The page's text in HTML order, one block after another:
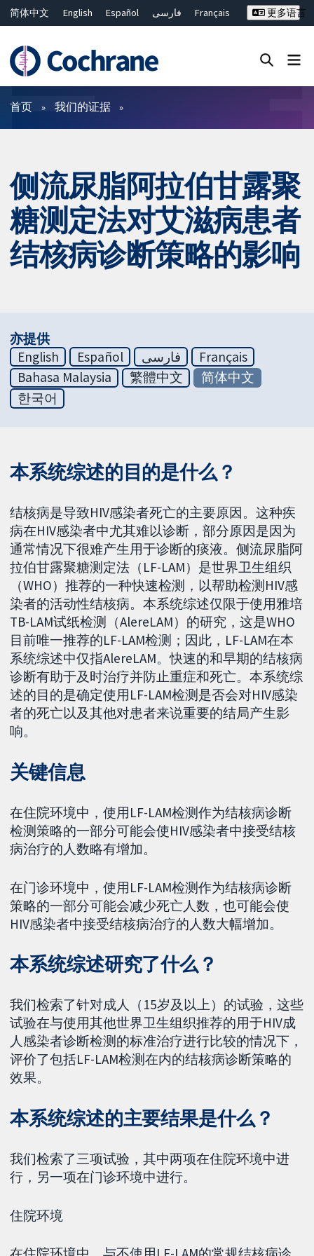
简体中文 English Español فارسی
Français
ไทย
繁體中文
更多语言
过滤
首页 我们的证据
侧流尿脂阿拉伯甘露聚
糖测定法对艾滋病患者
结核病诊断策略的影响
亦提供
English
Español فارسی
Français
Bahasa Malaysia
繁體中文
简体中文
한국어
本系统综述的目的是什么？
结核病是导致HIV感染者死亡的主要原因。这种疾
病在HIV感染者中尤其难以诊断，部分原因是因为
通常情况下很难产生用于诊断的痰液。侧流尿脂阿
拉伯甘露聚糖测定法（LF-LAM）是世界卫生组织
（WHO）推荐的一种快速检测，以帮助检测HIV感
染者的活动性结核病。本系统综述仅限于使用雅培
TB-LAM试纸检测（AlereLAM）的研究，这是WHO
目前唯一推荐的LF-LAM检测；因此，LF-LAM在本
系统综述中仅指AlereLAM。快速的和早期的结核病
诊断有助于及时治疗并防止重症和死亡。本系统综
述的目的是确定使用LF-LAM检测是否会对HIV感染
者的死亡以及其他对患者来说重要的结局产生影
响。
关键信息
在住院环境中，使用LF-LAM检测作为结核病诊断
检测策略的一部分可能会使HIV感染者中接受结核
病治疗的人数略有增加。
在门诊环境中，使用LF-LAM检测作为结核病诊断
策略的一部分可能会减少死亡人数，也可能会使
HIV感染者中接受结核病治疗的人数大幅增加。
本系统综述研究了什么？
我们检索了针对成人（15岁及以上）的试验，这些
试验在与使用其他世界卫生组织推荐的用于HIV成
人感染者诊断检测的标准治疗进行比较的情况下，
评价了包括LF-LAM检测在内的结核病诊断策略的
效果。
本系统综述的主要结果是什么？
我们检索了三项试验，其中两项在住院环境中进
行，另一项在门诊环境中进行。
住院环境